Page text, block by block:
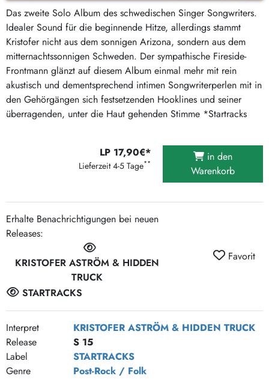
Das zweite Solo Album des schwedischen Singer Songwriters.
Idealer Sound für die beginnende Hitze, allerdings stammt
Kristofer nicht aus dem sonnigen Arizona, sondern aus dem
mitternachtssonnigen Schweden. Der sympathische Fireside-
Frontmann glänzt auf diesem Album einmal mehr mit rein
akustisch und dementsprechend intimen Songwriterperlen mit in
den Gehörgängen sich festsetzenden Hooklines und seiner
überragenden, unter die Haut gehenden Stimme *Startracks
LP 17,90€*
Lieferzeit 4-5 Tage**
in den
Warenkorb
Erhalte Benachrichtigungen bei neuen
Releases:
KRISTOFER ASTRÖM & HIDDEN
TRUCK
STARTRACKS
Favorit
Interpret
KRISTOFER ASTRÖM & HIDDEN TRUCK
Release
S 15
Label
STARTRACKS
Genre
Post-Rock / Folk